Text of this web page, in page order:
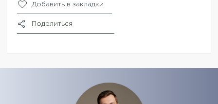
Добавить в закладки
Поделиться